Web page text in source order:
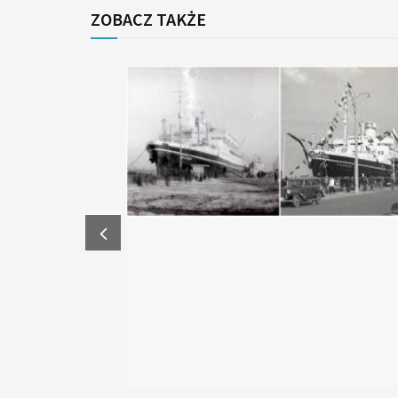
ZOBACZ TAKŻE